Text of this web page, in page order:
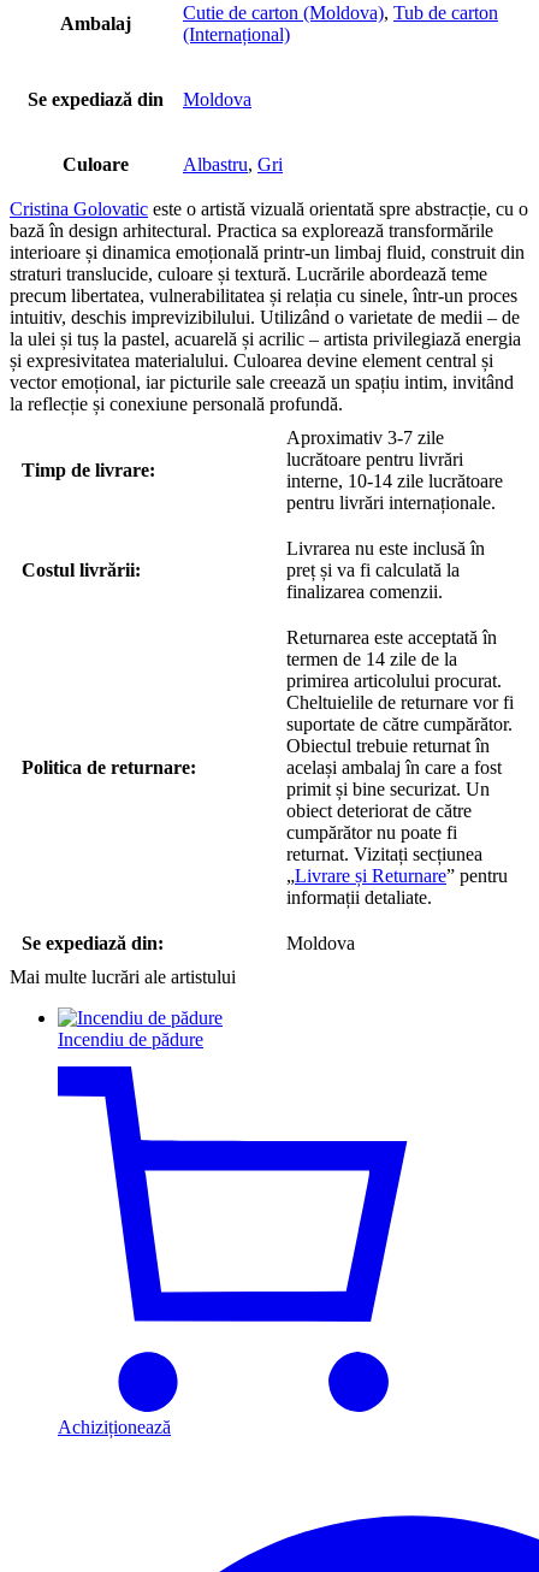
Ambalaj
Cutie de carton (Moldova), Tub de carton
(Internațional)
Se expediază din Moldova
Culoare Albastru, Gri
Cristina Golovatic este o artistă vizuală orientată spre abstracție, cu o
bază în design arhitectural. Practica sa explorează transformările
interioare și dinamica emoțională printr-un limbaj fluid, construit din
straturi translucide, culoare și textură. Lucrările abordează teme
precum libertatea, vulnerabilitatea și relația cu sinele, într-un proces
intuitiv, deschis imprevizibilului. Utilizând o varietate de medii – de
la ulei și tuș la pastel, acuarelă și acrilic – artista privilegiază energia
și expresivitatea materialului. Culoarea devine element central și
vector emoțional, iar picturile sale creează un spațiu intim, invitând
la reflecție și conexiune personală profundă.
Timp de livrare:
Aproximativ 3-7 zile
lucrătoare pentru livrări
interne, 10-14 zile lucrătoare
pentru livrări internaționale.
Costul livrării:
Livrarea nu este inclusă în
preț și va fi calculată la
finalizarea comenzii.
Politica de returnare:
Returnarea este acceptată în
termen de 14 zile de la
primirea articolului procurat.
Cheltuielile de returnare vor fi
suportate de către cumpărător.
Obiectul trebuie returnat în
același ambalaj în care a fost
primit și bine securizat. Un
obiect deteriorat de către
cumpărător nu poate fi
returnat. Vizitați secțiunea
„Livrare și Returnare” pentru
informații detaliate.
Se expediază din:
Moldova
Mai multe lucrări ale artistului
Incendiu de pădure
Achiziționează